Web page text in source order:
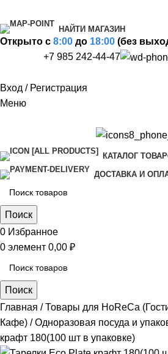
НАЙТИ МАГАЗИН
Открыто c 8:00 до 18:00 (без
+7 985 242-44-47
Вход / Регистрация
Меню
КАТАЛОГ
ДОСТАВКА И
Поиск
0 Избранное
0 элемент 0,00 ₽
Поиск
Главная
Товары для HoReCa
Кафе)
Одноразовая посуда и
крафт 180(100 шт в упаковке)